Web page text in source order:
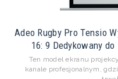
Adeo Rugby Pro Tensio
16: 9 Dedykowany
Ten model ekranu
kanale profesjonalnym,